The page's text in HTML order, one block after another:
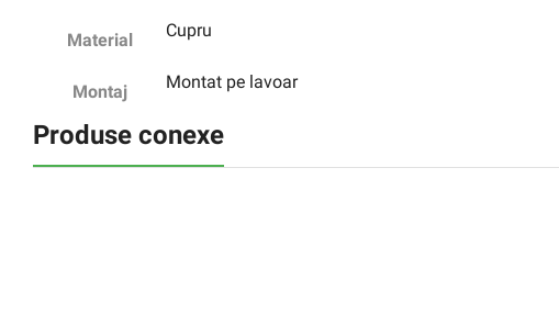
Material Cupru
Montaj Montat pe lavoar
Produse conexe